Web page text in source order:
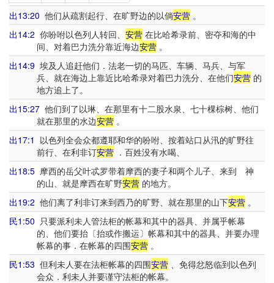
出13:20 他们从疏割起行、在旷野边的以倘安营 。
出14:2 你吩咐以色列人转回、 安营 在比哈希录前、密夺和海的中
间、对着巴力洗分靠近海边安营。
出14:9 埃及人追赶他们．法老一切的马匹、车辆、马兵、与军
兵、就在海边上靠近比哈希录对着巴力洗分、在他们安营的
地方追上了。
出15:27 他们到了以琳、在那里有十二股水泉、七十棵棕树、他们
就在那里的水边安营。
出17:1 以色列全会众都遵耶和华的吩咐、按着站口从汛的旷野往
前行、在利非订安营．百姓没有水喝、
出18:5 摩西的岳父叶忒罗带着摩西的妻子和两个儿子、来到 神
的山、就是摩西在旷野安营的地方。
出19:2 他们离了利非订来到西乃的旷野、就在那里的山下安营 。
民1:50 只要派利未人管法柜的帐幕和其中的器具、并属乎帐幕
的、他们要抬〔抬或作搬运〕帐幕和其中的器具、并要办理
帐幕的事．在帐幕的四围安营。
民1:53 但利未人要在法柜帐幕的四围安营 、免得忿怒临到以色列
会众．利未人并要谨守法柜的帐幕。